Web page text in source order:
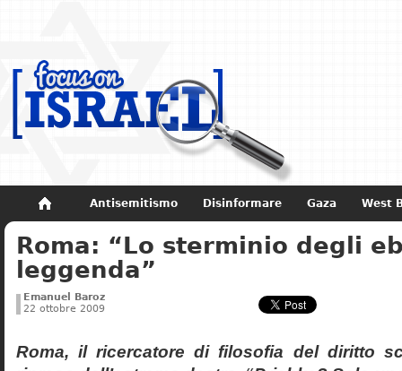
Antisemitismo Disinformare Gaza West
Non dimenticare Storia di Israele
Roma: “Lo sterminio degli
leggenda”
Emanuel Baroz
22 ottobre 2009
Roma, il ricercatore di filosofia del diritto